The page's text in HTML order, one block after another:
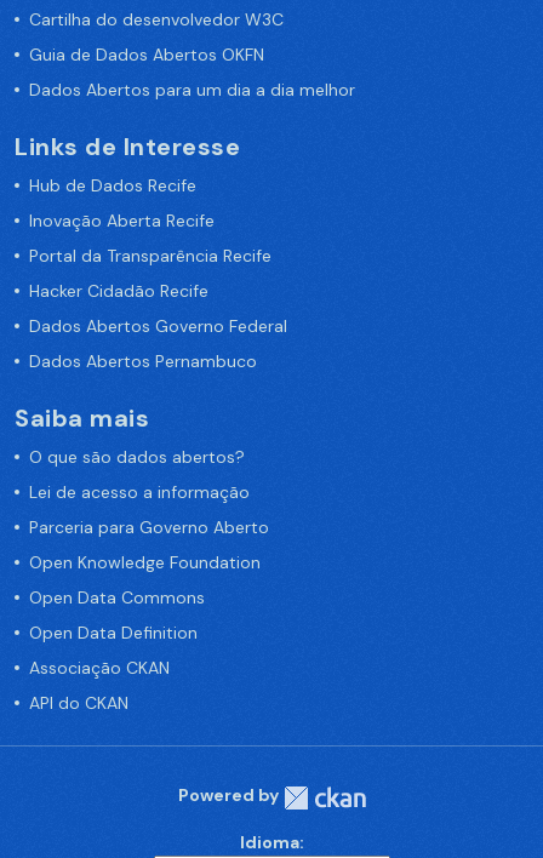
Cartilha do desenvolvedor W3C
Guia de Dados Abertos OKFN
Dados Abertos para um dia a dia melhor
Links de Interesse
Hub de Dados Recife
Inovação Aberta Recife
Portal da Transparência Recife
Hacker Cidadão Recife
Dados Abertos Governo Federal
Dados Abertos Pernambuco
Saiba mais
O que são dados abertos?
Lei de acesso a informação
Parceria para Governo Aberto
Open Knowledge Foundation
Open Data Commons
Open Data Definition
Associação CKAN
API do CKAN
Powered by
Idioma